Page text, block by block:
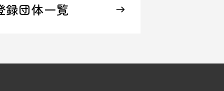
録団体一覧